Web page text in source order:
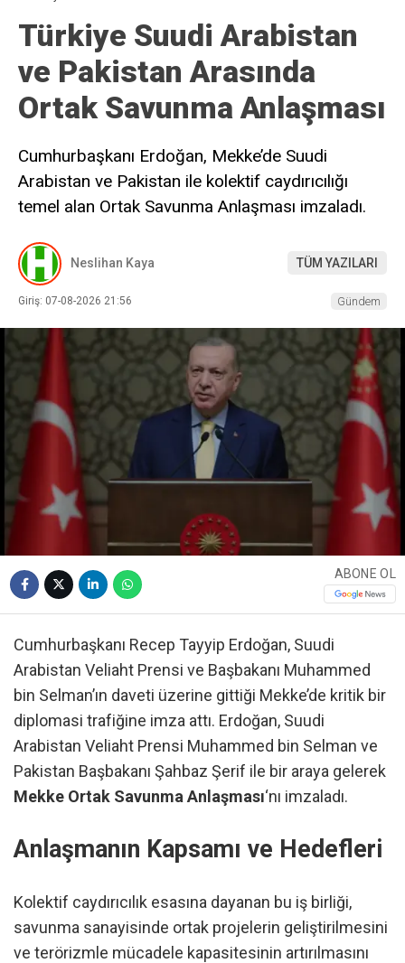
Türkiye Suudi Arabistan
ve Pakistan Arasında
Ortak Savunma Anlaşması
Cumhurbaşkanı Erdoğan, Mekke’de Suudi
Arabistan ve Pakistan ile kolektif caydırıcılığı
temel alan Ortak Savunma Anlaşması imzaladı.
Neslihan Kaya TÜM YAZILARI
Giriş: 07-08-2026 21:56 Gündem
ABONE OL
Cumhurbaşkanı Recep Tayyip Erdoğan, Suudi
Arabistan Veliaht Prensi ve Başbakanı Muhammed
bin Selman’ın daveti üzerine gittiği Mekke’de kritik bir
diplomasi trafiğine imza attı. Erdoğan, Suudi
Arabistan Veliaht Prensi Muhammed bin Selman ve
Pakistan Başbakanı Şahbaz Şerif ile bir araya gelerek
Mekke Ortak Savunma Anlaşması‘nı imzaladı.
Anlaşmanın Kapsamı ve Hedefleri
Kolektif caydırıcılık esasına dayanan bu iş birliği,
savunma sanayisinde ortak projelerin geliştirilmesini
ve terörizmle mücadele kapasitesinin artırılmasını